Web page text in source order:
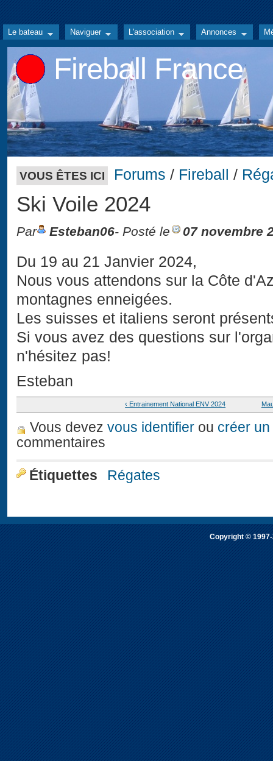
Le bateau Naviguer L'association Annonces
Fireball France
VOUS ÊTES ICI Forums / Fireball /
Ski Voile 2024
Par Esteban06- Posté le 07 novembre
Du 19 au 21 Janvier 2024,
Nous vous attendons sur la Côte
montagnes enneigées.
Les suisses et italiens seront
Si vous avez des questions sur
n'hésitez pas!
Esteban
‹ Entrainement National ENV 2024
Vous devez vous identifier ou créer
commentaires
Étiquettes Régates
Copyright ©